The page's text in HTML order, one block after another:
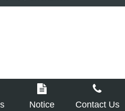
Notice Contact Us